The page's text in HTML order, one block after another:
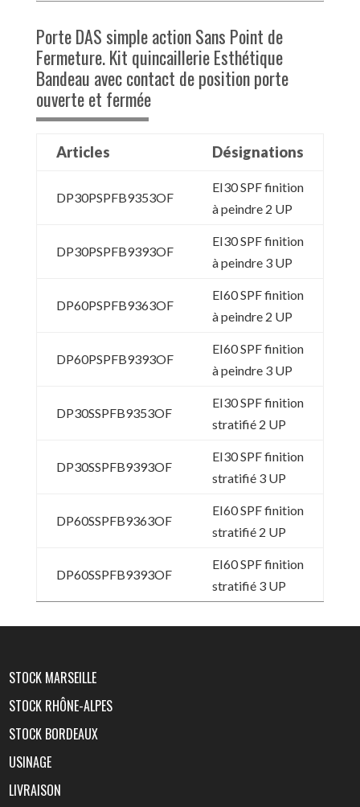
Porte DAS simple action Sans Point de
Fermeture. Kit quincaillerie Esthétique
Bandeau avec contact de position porte
ouverte et fermée
Articles Désignations
DP30PSPFB9353OF
EI30 SPF finition
à peindre 2 UP
DP30PSPFB9393OF
EI30 SPF finition
à peindre 3 UP
DP60PSPFB9363OF
EI60 SPF finition
à peindre 2 UP
DP60PSPFB9393OF
EI60 SPF finition
à peindre 3 UP
DP30SSPFB9353OF
EI30 SPF finition
stratifié 2 UP
DP30SSPFB9393OF
EI30 SPF finition
stratifié 3 UP
DP60SSPFB9363OF
EI60 SPF finition
stratifié 2 UP
DP60SSPFB9393OF
EI60 SPF finition
stratifié 3 UP
STOCK MARSEILLE
STOCK RHÔNE-ALPES
STOCK BORDEAUX
USINAGE
LIVRAISON